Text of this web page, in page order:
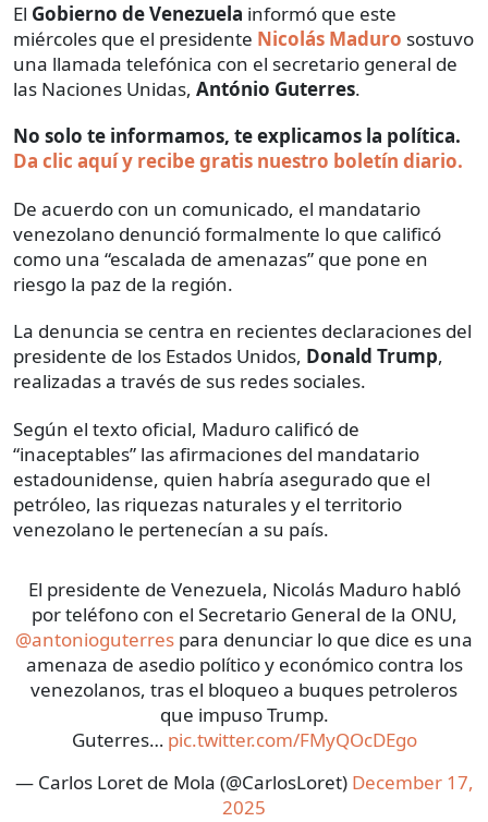
El Gobierno de Venezuela informó que este
miércoles que el presidente Nicolás Maduro sostuvo
una llamada telefónica con el secretario general de
las Naciones Unidas, António Guterres.
No solo te informamos, te explicamos la política.
Da clic aquí y recibe gratis nuestro boletín diario.
De acuerdo con un comunicado, el mandatario
venezolano denunció formalmente lo que calificó
como una “escalada de amenazas” que pone en
riesgo la paz de la región.
La denuncia se centra en recientes declaraciones del
presidente de los Estados Unidos, Donald Trump,
realizadas a través de sus redes sociales.
Según el texto oficial, Maduro calificó de
“inaceptables” las afirmaciones del mandatario
estadounidense, quien habría asegurado que el
petróleo, las riquezas naturales y el territorio
venezolano le pertenecían a su país.
El presidente de Venezuela, Nicolás Maduro habló
por teléfono con el Secretario General de la ONU,
@antonioguterres para denunciar lo que dice es una
amenaza de asedio político y económico contra los
venezolanos, tras el bloqueo a buques petroleros
que impuso Trump.
Guterres… pic.twitter.com/FMyQOcDEgo
— Carlos Loret de Mola (@CarlosLoret) December 17,
2025